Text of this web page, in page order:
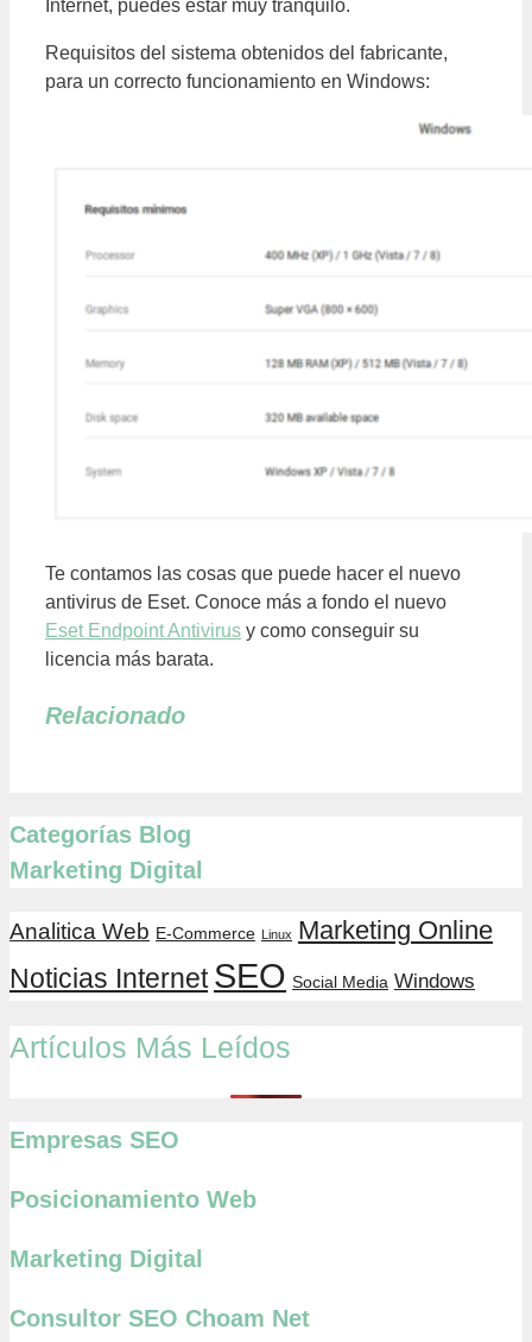
Internet, puedes estar muy tranquilo.
Requisitos del sistema obtenidos del fabricante,
para un correcto funcionamiento en Windows:
Te contamos las cosas que puede hacer el nuevo
antivirus de Eset. Conoce más a fondo el nuevo
Eset Endpoint Antivirus y como conseguir su
licencia más barata.
Relacionado
Categorías Blog
Marketing Digital
Analitica Web E-Commerce Linux Marketing Online
Noticias Internet SEO Social Media Windows
Artículos Más Leídos
Empresas SEO
Posicionamiento Web
Marketing Digital
Consultor SEO Choam Net